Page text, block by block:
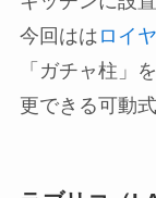
今回はは ロイ
「ガチャ柱」
更できる可動